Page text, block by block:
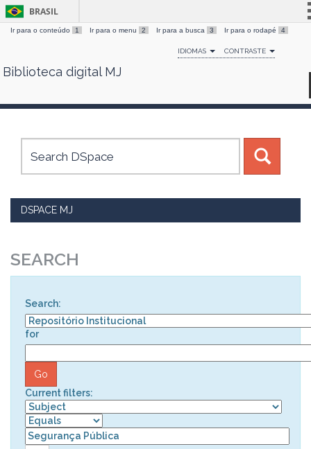
Skip
BRASIL
Simplifique!
Comunica BR
Canais
Ir para o conteúdo 1 Ir para o menu 2 Ir para a busca 3 Ir para o rodapé 4
IDIOMAS CONTRASTE
Biblioteca digital MJ
DSPACE MJ
SEARCH
Search:
for
Current filters: